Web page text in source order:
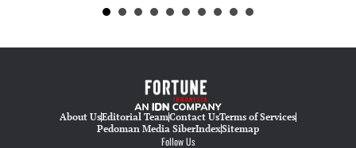
About UsEditorial TeamContact UsTerms of Services
Pedoman Media SiberIndexSitemap
Follow Us